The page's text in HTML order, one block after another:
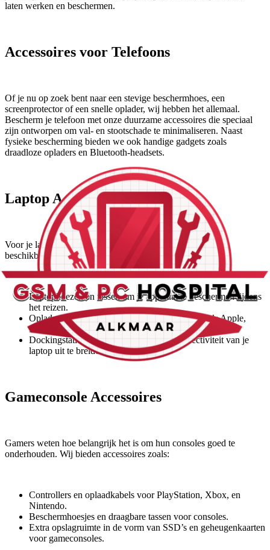
laten werken en beschermen.
Accessoires voor Telefoons
Of je nu op zoek bent naar een stevige beschermhoes, een
screenprotector of een snelle oplader, wij hebben het allemaal.
Bescherm je telefoon met onze duurzame accessoires die speciaal
zijn ontworpen om val- en stootschade te minimaliseren. Naast
fysieke bescherming bieden we ook handige gadgets zoals
draadloze opladers en Bluetooth-headsets.
Laptop Accessoires
Voor je laptop hebben we een breed scala aan accessoires
beschikbaar, waaronder:
Laptophoezen en tassen om je apparaat te beschermen tijdens
het reizen.
Opladers en adapters voor alle grote merken zoals Apple,
Dell, HP, en meer.
Dockingstations en USB-hubs om de connectiviteit van je
laptop uit te breiden.
Gameconsole Accessoires
Gamers weten hoe belangrijk het is om hun consoles goed te
onderhouden. Wij bieden accessoires zoals:
Controllers en oplaadkabels voor PlayStation, Xbox, en
Nintendo.
Beschermhoesjes en draagbare tassen voor consoles.
Extra opslagruimte in de vorm van SSD’s en geheugenkaarten
voor gameconsoles.